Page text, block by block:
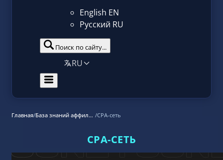
English EN
Русский RU
Поиск по сайту...
RU
Главная/База знаний аффилиат маркетинга /CPA-сеть
CPA-СЕТЬ